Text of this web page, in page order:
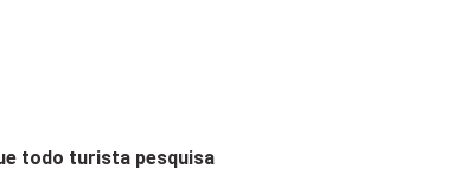
todo turista pesquisa